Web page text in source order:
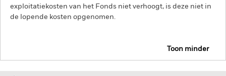
exploitatiekosten van het Fonds niet verhoogt, is deze niet in
de lopende kosten opgenomen.
Toon minder